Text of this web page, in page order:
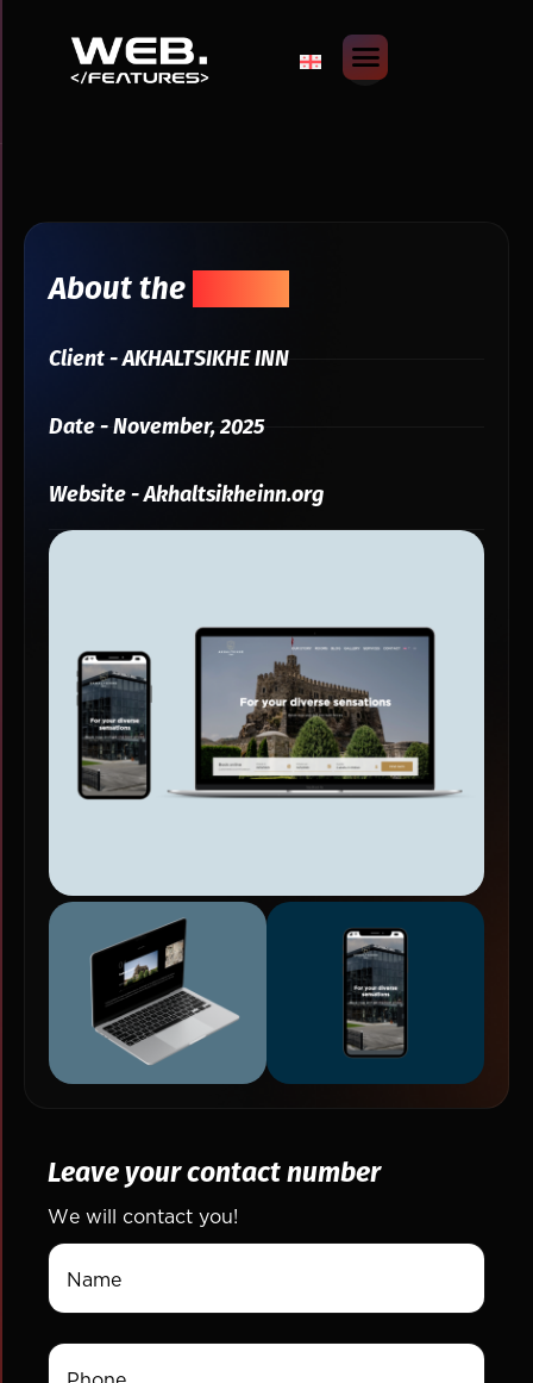
About the
Client - AKHALTSIKHE INN
Date - November, 2025
Website - Akhaltsikheinn.org
Leave your contact number
We will contact you!